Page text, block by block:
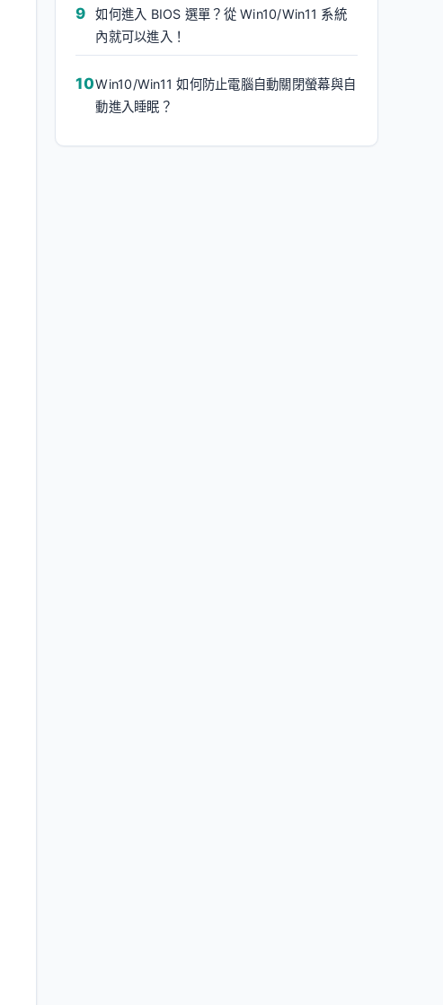
如何進入 BIOS 選單？從 Win10/Win11 系統
內就可以進入！
Win10/Win11 如何防止電腦自動關閉螢幕與自
動進入睡眠？